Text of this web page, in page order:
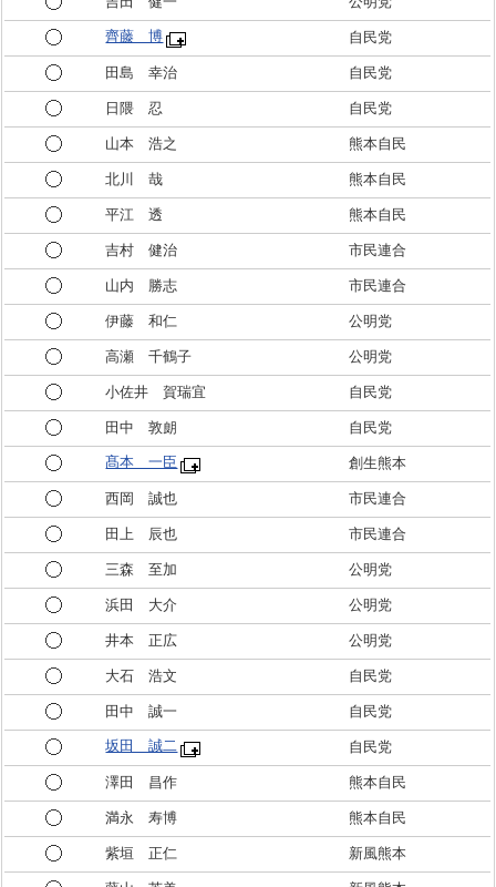
齊藤 博 自民党
田島 幸治 自民党
日隈 忍 自民党
山本 浩之 熊本自民
北川 哉 熊本自民
平江 透 熊本自民
吉村 健治 市民連合
山内 勝志 市民連合
伊藤 和仁 公明党
高瀬 千鶴子 公明党
小佐井 賀瑞宜 自民党
田中 敦朗 自民党
髙本 一臣 創生熊本
西岡 誠也 市民連合
田上 辰也 市民連合
三森 至加 公明党
浜田 大介 公明党
井本 正広 公明党
大石 浩文 自民党
田中 誠一 自民党
坂田 誠二 自民党
澤田 昌作 熊本自民
満永 寿博 熊本自民
紫垣 正仁 新風熊本